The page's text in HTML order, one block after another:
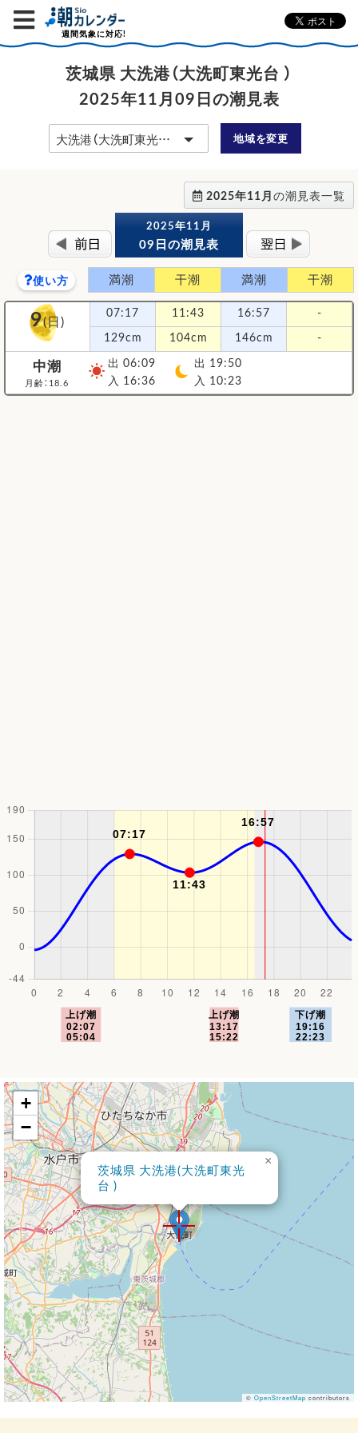
週間気象に対応!
茨城県 大洗港（大洗町東光台 ）
2025年11月09日の潮見表
地域を変更
2025年11月の潮見表一覧
2025年11月
09日の潮見表
使い方 満潮 干潮 満潮 干潮
9(日) 07:17 11:43 16:57
-
129cm
104cm 146cm -
中潮
月齢：18.6
出 06:09
入 16:36
出 19:50
入 10:23
茨城県 大洗港(大洗町東光
台 )
×
+
−
© OpenStreetMap contributors